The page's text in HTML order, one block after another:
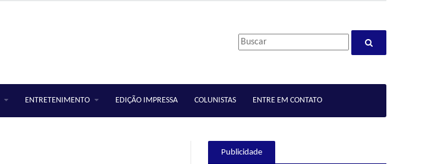
ENTRETENIMENTO EDIÇÃO IMPRESSA COLUNISTAS ENTRE EM CONTATO
Publicidade